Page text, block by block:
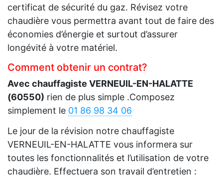
certificat de sécurité du gaz. Révisez votre
chaudière vous permettra avant tout de faire des
économies d’énergie et surtout d’assurer
longévité à votre matériel.
Comment obtenir un contrat?
Avec chauffagiste VERNEUIL-EN-HALATTE
(60550) rien de plus simple .Composez
simplement le 01 86 98 34 06
Le jour de la révision notre chauffagiste
VERNEUIL-EN-HALATTE vous informera sur
toutes les fonctionnalités et l’utilisation de votre
chaudière. Effectuera son travail d’entretien :